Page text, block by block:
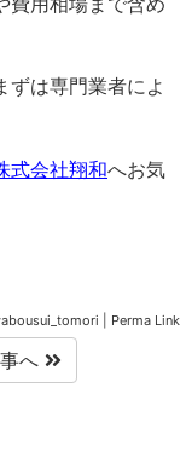
ずは専門業者によ
式会社翔和へお気
Perma Link
へ